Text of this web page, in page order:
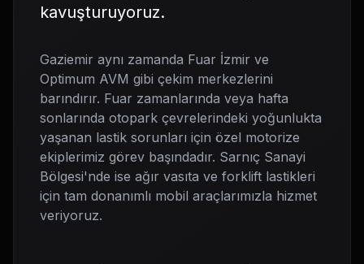
kavuşturuyoruz.
Gaziemir aynı zamanda Fuar İzmir ve
Optimum AVM gibi çekim merkezlerini
barındırır. Fuar zamanlarında veya hafta
sonlarında otopark çevrelerindeki yoğunlukta
yaşanan lastik sorunları için özel motorize
ekiplerimiz görev başındadır. Sarnıç Sanayi
Bölgesi'nde ise ağır vasıta ve forklift lastikleri
için tam donanımlı mobil araçlarımızla hizmet
veriyoruz.